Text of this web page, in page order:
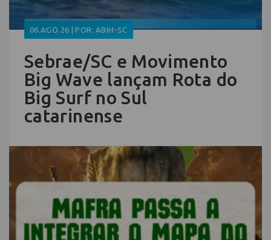
06.AGO.26 | POR: ABIH-SC
Sebrae/SC e Movimento
Big Wave lançam Rota do
Big Surf no Sul
catarinense